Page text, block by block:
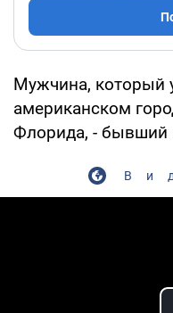
Мужчина, который
американском
Флорида, - бывший